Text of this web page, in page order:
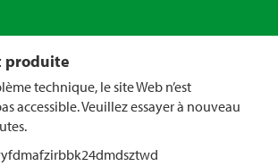
produite
technique, le site Web n’est
accessible. Veuillez essayer à nouveau